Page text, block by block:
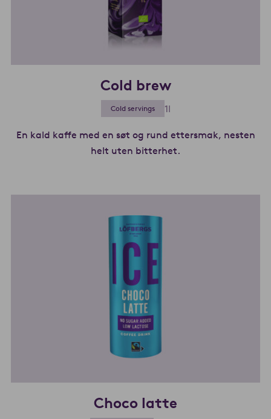
Cold brew
Cold servings 1l
En kald kaffe med en søt og rund ettersmak, nesten
helt uten bitterhet.
Choco latte